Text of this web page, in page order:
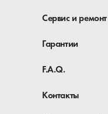
Сервис и ремонт
Гарантии
F.A.Q.
Контакты